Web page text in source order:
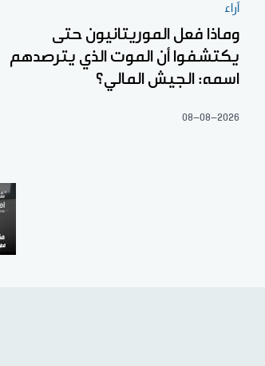
آراء
وماذا فعل الموريتانيون حتى
يكتشفوا أن الموت الذي يترصدهم
اسمه: الجيش المالي؟
08-08-2026